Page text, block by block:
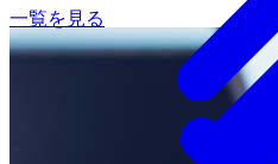
一覧を見る